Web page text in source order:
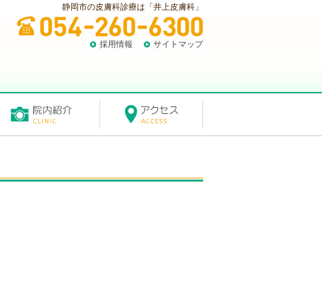
静岡市の皮膚科診療は「井上皮膚科」
採用情報 サイトマップ